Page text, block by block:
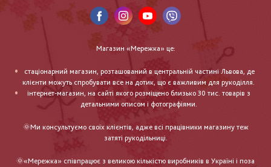
Магазин «Мережка» це:
стаціонарний магазин, розташований в центральній частині Львова, де
клієнти можуть спробувати все на дотик, що є важливим для рукоділля.
інтернет-магазин, на сайті якого розміщено близько 30 тис. товарів з
детальними описом і фотографіями.
🌞Ми консультуємо своїх клієнтів, адже всі працівники магазину теж
затяті рукодільниці.
🌞«Мережка» співпрацює з великою кількістю виробників в Україні і поза